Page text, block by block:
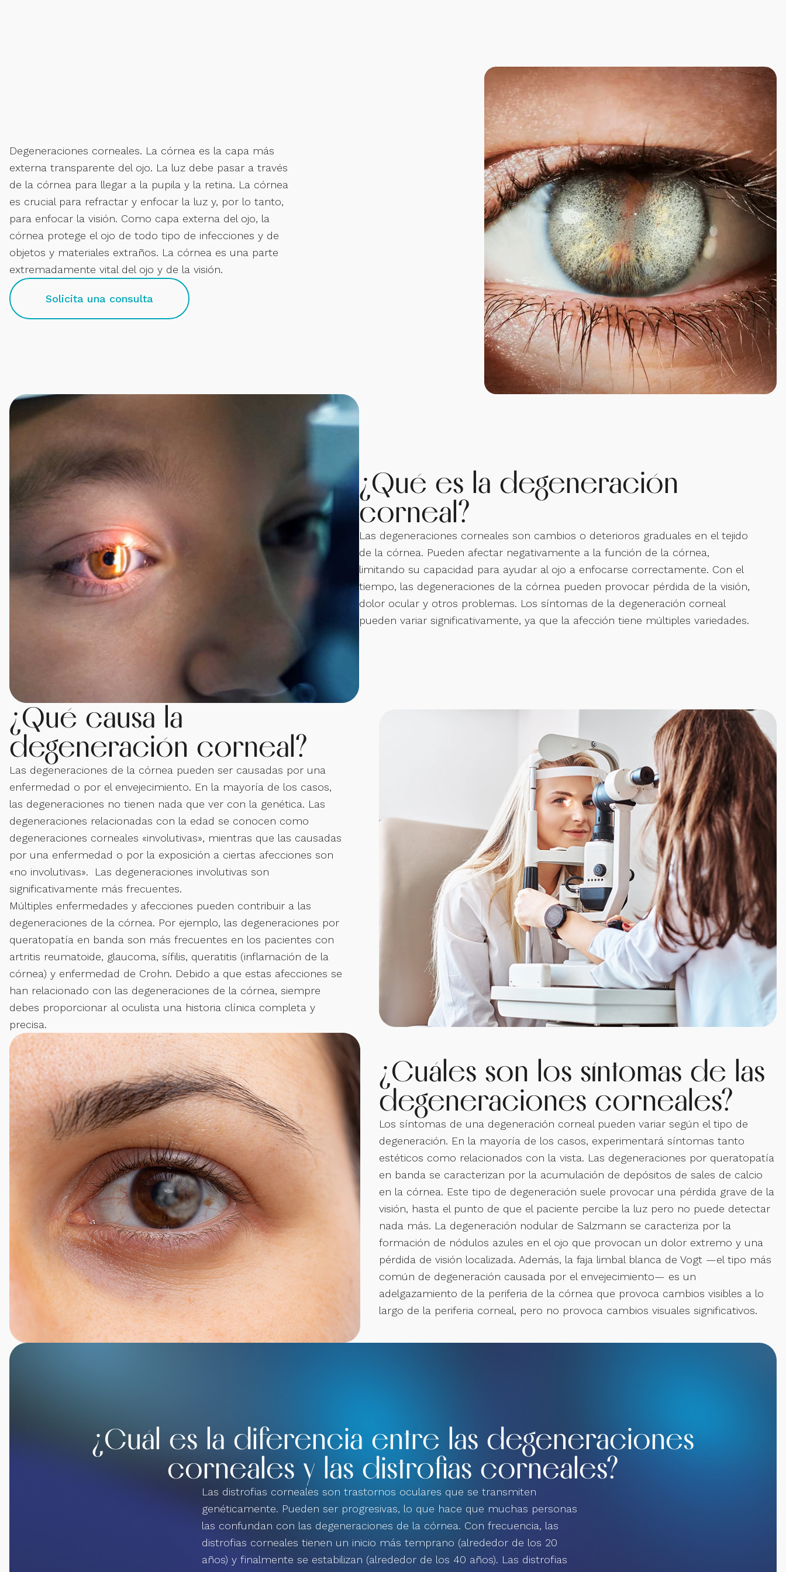
Degeneraciones corneales. La córnea es la capa más
externa transparente del ojo. La luz debe pasar a través
de la córnea para llegar a la pupila y la retina. La córnea
es crucial para refractar y enfocar la luz y, por lo tanto,
para enfocar la visión. Como capa externa del ojo, la
córnea protege el ojo de todo tipo de infecciones y de
objetos y materiales extraños. La córnea es una parte
extremadamente vital del ojo y de la visión.
Solicita una consulta
¿Qué es la degeneración
corneal?
Las degeneraciones corneales son cambios o deterioros graduales en el tejido
de la córnea. Pueden afectar negativamente a la función de la córnea,
limitando su capacidad para ayudar al ojo a enfocarse correctamente. Con el
tiempo, las degeneraciones de la córnea pueden provocar pérdida de la visión,
dolor ocular y otros problemas. Los síntomas de la degeneración corneal
pueden variar significativamente, ya que la afección tiene múltiples variedades.
¿Qué causa la
degeneración corneal?
Las degeneraciones de la córnea pueden ser causadas por una
enfermedad o por el envejecimiento. En la mayoría de los casos,
las degeneraciones no tienen nada que ver con la genética. Las
degeneraciones relacionadas con la edad se conocen como
degeneraciones corneales «involutivas», mientras que las causadas
por una enfermedad o por la exposición a ciertas afecciones son
«no involutivas». Las degeneraciones involutivas son
significativamente más frecuentes.
Múltiples enfermedades y afecciones pueden contribuir a las
degeneraciones de la córnea. Por ejemplo, las degeneraciones por
queratopatía en banda son más frecuentes en los pacientes con
artritis reumatoide, glaucoma, sífilis, queratitis (inflamación de la
córnea) y enfermedad de Crohn. Debido a que estas afecciones se
han relacionado con las degeneraciones de la córnea, siempre
debes proporcionar al oculista una historia clínica completa y
precisa.
¿Cuáles son los síntomas de las
degeneraciones corneales?
Los síntomas de una degeneración corneal pueden variar según el tipo de
degeneración. En la mayoría de los casos, experimentará síntomas tanto
estéticos como relacionados con la vista. Las degeneraciones por queratopatía
en banda se caracterizan por la acumulación de depósitos de sales de calcio
en la córnea. Este tipo de degeneración suele provocar una pérdida grave de la
visión, hasta el punto de que el paciente percibe la luz pero no puede detectar
nada más. La degeneración nodular de Salzmann se caracteriza por la
formación de nódulos azules en el ojo que provocan un dolor extremo y una
pérdida de visión localizada. Además, la faja limbal blanca de Vogt —el tipo más
común de degeneración causada por el envejecimiento— es un
adelgazamiento de la periferia de la córnea que provoca cambios visibles a lo
largo de la periferia corneal, pero no provoca cambios visuales significativos.
¿Cuál es la diferencia entre las degeneraciones
corneales y las distrofias corneales?
Las distrofias corneales son trastornos oculares que se transmiten
genéticamente. Pueden ser progresivas, lo que hace que muchas personas
las confundan con las degeneraciones de la córnea. Con frecuencia, las
distrofias corneales tienen un inicio más temprano (alrededor de los 20
años) y finalmente se estabilizan (alrededor de los 40 años). Las distrofias